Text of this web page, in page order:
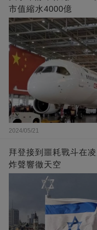
市值縮水4000億
2024/05/21
拜登接到噩耗戰斗在
炸聲響徹天空